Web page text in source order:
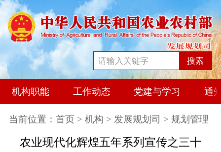
搜索
机构职能 工作动态 党建与学习 通
当前位置： 首页 > 机构 > 发展规划司 > 规划管理
农业现代化辉煌五年系列宣传之三十